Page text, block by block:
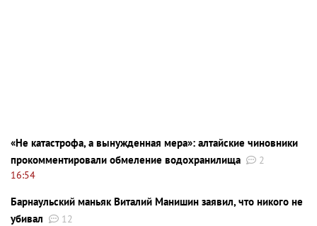
«Не катастрофа, а вынужденная мера»: алтайские чиновники
прокомментировали обмеление водохранилища
2
16:54
Барнаульский маньяк Виталий Манишин заявил, что никого не
убивал
12